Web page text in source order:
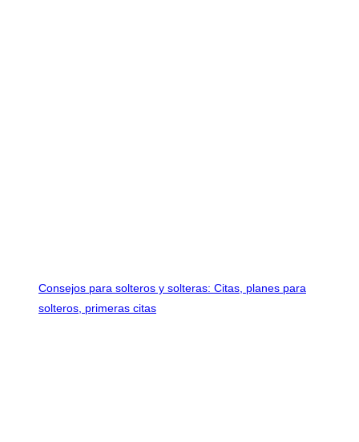
Consejos para solteros y solteras: Citas, planes para
solteros, primeras citas